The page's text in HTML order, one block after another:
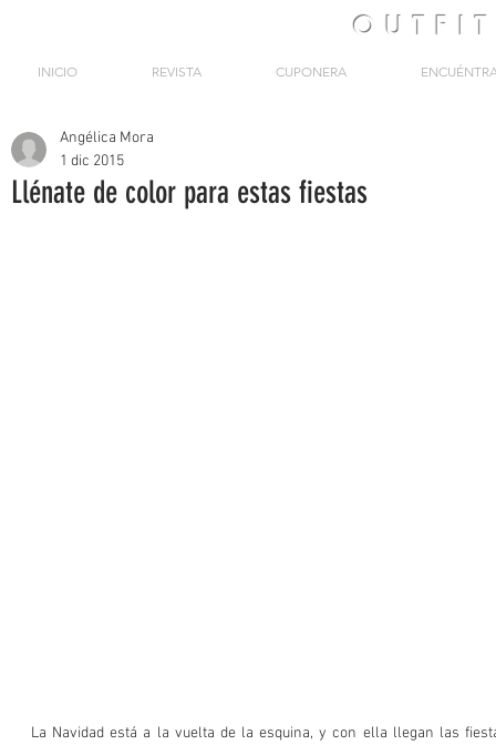
OUTFIT
INICIO REVISTA CUPONERA
Llénate de color para estas fiestas
Angélica Mora
1 dic 2015
La Navidad está a la vuelta de la esquina, y con ella llegan las